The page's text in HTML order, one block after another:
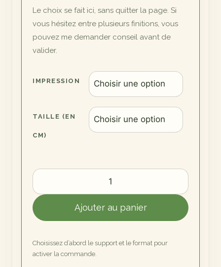
Le choix se fait ici, sans quitter la page. Si
vous hésitez entre plusieurs finitions, vous
pouvez me demander conseil avant de
valider.
IMPRESSION
TAILLE (EN
CM)
quantité
de
Le
Cormoran
La
Vraie-
Ajouter au panier
Choisissez d’abord le support et le format pour
activer la commande.